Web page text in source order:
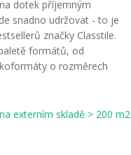
dotek příjemným
snadno udržovat - to je
značky Classtile.
formátů, od
o rozměrech
na externím skladě > 200 m2